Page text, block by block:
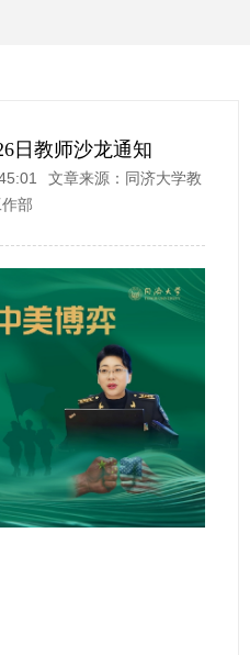
日教师沙龙通知
文章来源：同济大学教
部